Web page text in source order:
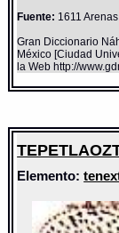
Fuente: 1611 Arenas
Gran Diccionario
México [Ciudad
la Web http://
Elemento: